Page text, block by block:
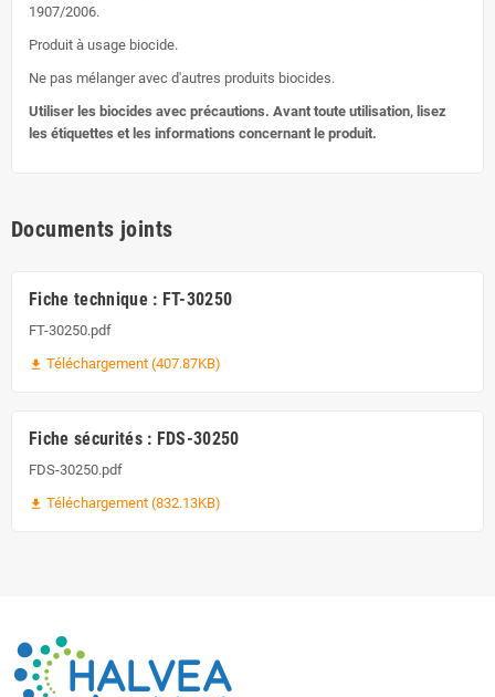
1907/2006.
Produit à usage biocide.
Ne pas mélanger avec d'autres produits biocides.
Utiliser les biocides avec précautions. Avant toute utilisation, lisez
les étiquettes et les informations concernant le produit.
Documents joints
Fiche technique : FT-30250
FT-30250.pdf
file_download Téléchargement (407.87KB)
Fiche sécurités : FDS-30250
FDS-30250.pdf
file_download Téléchargement (832.13KB)